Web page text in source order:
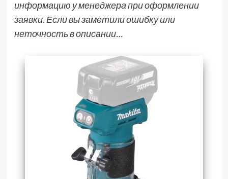
информацию у менеджера при оформлении
заявки. Если вы заметили ошибку или
неточность в описании…